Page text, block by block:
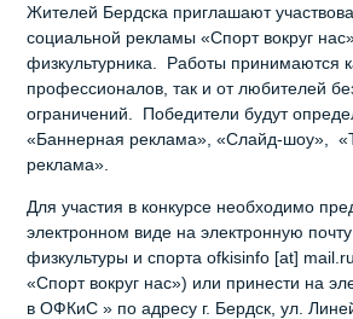
Жителей Бердска приглашают
социальной рекламы «Спорт вокруг
физкультурника. Работы принимаются
профессионалов, так и от любителей
ограничений. Победители будут
«Баннерная реклама», «Слайд-шоу»,
реклама».
Для участия в конкурсе необходимо
электронном виде на электронную
физкультуры и спортаofkisinfo [at] mail.ru
«Спорт вокруг нас») или принести на
в ОФКиС » по адресу г. Бердск, ул.